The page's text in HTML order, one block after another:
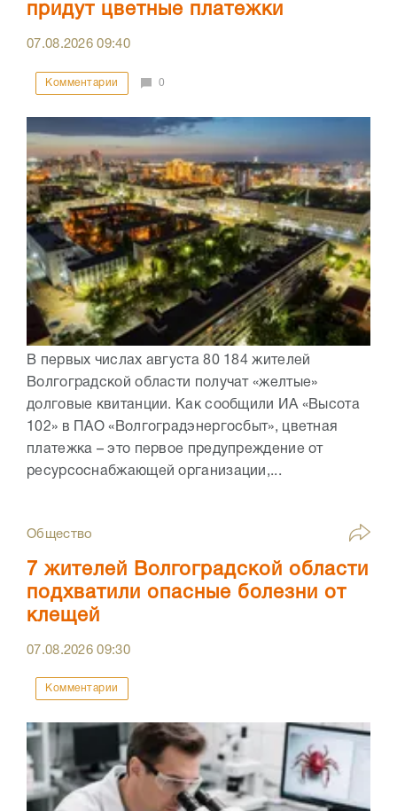
придут цветные платежки
07.08.202609:40
Комментарии 0
В первых числах августа 80 184 жителей
Волгоградской области получат «желтые»
долговые квитанции. Как сообщили ИА «Высота
102» в ПАО «Волгоградэнергосбыт», цветная
платежка – это первое предупреждение от
ресурсоснабжающей организации,...
Общество
7 жителей Волгоградской области
подхватили опасные болезни от
клещей
07.08.202609:30
Комментарии